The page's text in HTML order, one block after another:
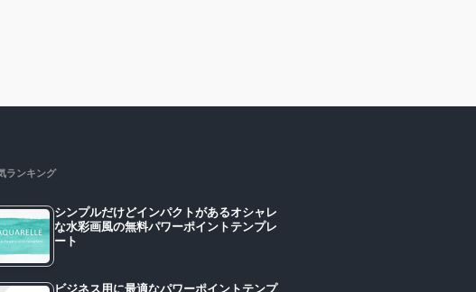
ランキング
シンプルだけどインパクトがあるオシャレ
な水彩画風の無料パワーポイントテンプレ
ート
ビジネス用に最適なパワーポイントテンプ